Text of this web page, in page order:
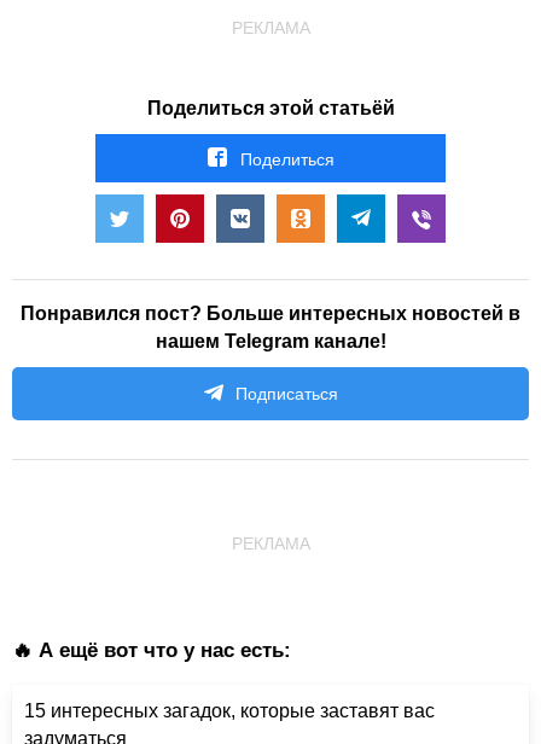
РЕКЛАМА
Поделиться этой статьёй
Поделиться
Понравился пост? Больше интересных новостей в
нашем Telegram канале!
Подписаться
РЕКЛАМА
🔥 А ещё вот что у нас есть:
15 интересных загадок, которые заставят вас
задуматься